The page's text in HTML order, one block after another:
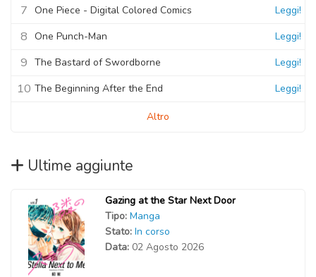
7 One Piece - Digital Colored Comics Leggi!
8 One Punch-Man Leggi!
9 The Bastard of Swordborne Leggi!
10 The Beginning After the End Leggi!
Altro
Ultime aggiunte
Gazing at the Star Next Door
Tipo: Manga
Stato: In corso
Data: 02 Agosto 2026